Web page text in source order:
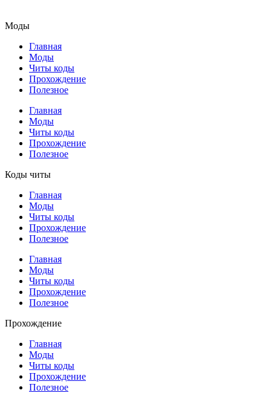
Моды
Главная
Моды
Читы коды
Прохождение
Полезное
Главная
Моды
Читы коды
Прохождение
Полезное
Коды читы
Главная
Моды
Читы коды
Прохождение
Полезное
Главная
Моды
Читы коды
Прохождение
Полезное
Прохождение
Главная
Моды
Читы коды
Прохождение
Полезное